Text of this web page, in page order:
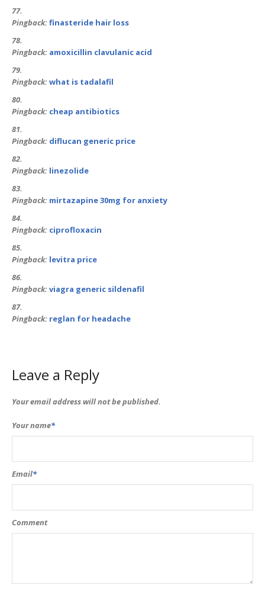
Pingback:finasteride hair loss
Pingback: amoxicillin clavulanic acid
Pingback:what is tadalafil
Pingback: cheap antibiotics
Pingback: diflucan generic price
Pingback: linezolide
Pingback: mirtazapine 30mg for anxiety
Pingback: ciprofloxacin
Pingback: levitra price
Pingback:viagra generic sildenafil
Pingback: reglan for headache
Leave a Reply
Your email address will not be published.
Your name*
Email*
Comment